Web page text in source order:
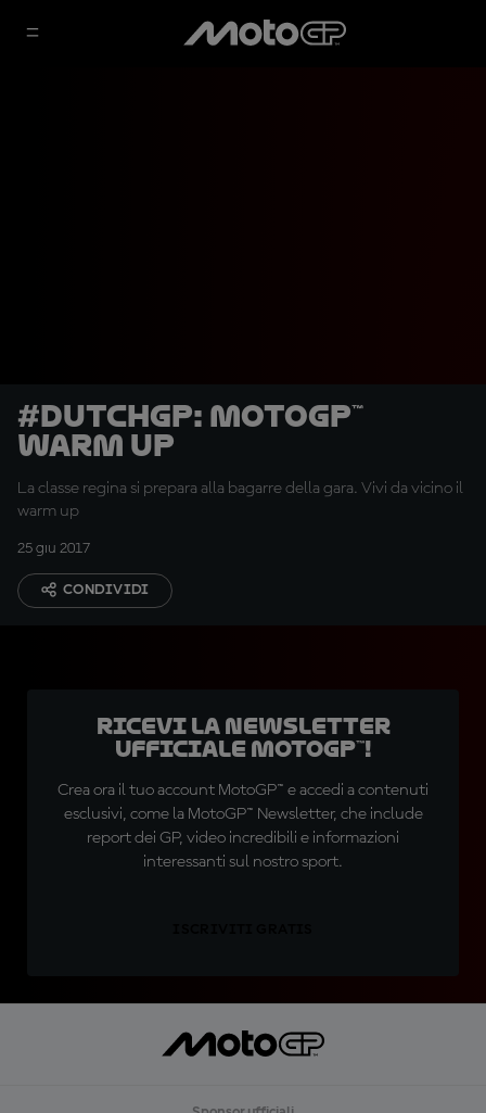
#DutchGP: MotoGP™
Warm Up
La classe regina si prepara alla bagarre della gara. Vivi da vicino il
warm up
25 giu 2017
CONDIVIDI
Ricevi la newsletter
ufficiale MotoGP™!
Crea ora il tuo account MotoGP™ e accedi a contenuti
esclusivi, come la MotoGP™ Newsletter, che include
report dei GP, video incredibili e informazioni
interessanti sul nostro sport.